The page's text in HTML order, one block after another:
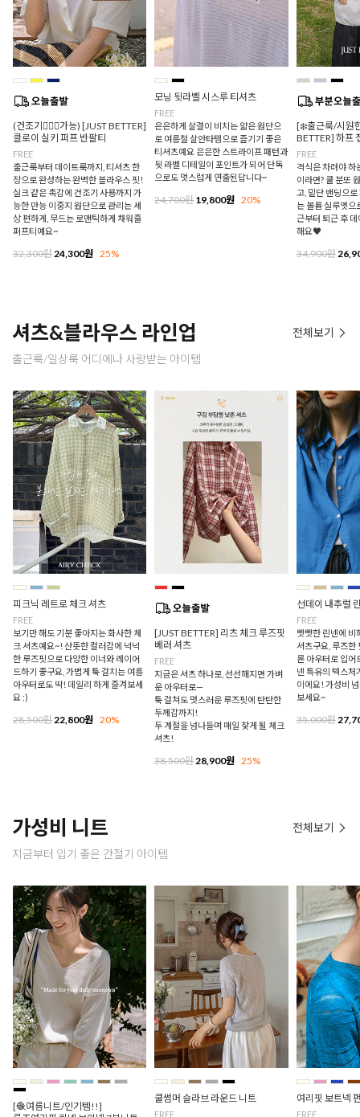
(건조기🙆🏻‍♀️가능) [JUST BETTER]
클로이 실키 퍼프 반팔티
FREE
출근룩부터 데이트룩까지, 티셔츠 한
장으로 완성하는 완벽한 블라우스 핏!
실크 같은 촉감에 건조기 사용까지 가
능한 만능 이중지 원단으로 관리는 세
상 편하게, 무드는 로맨틱하게 채워줄
퍼프티예요~
32,300원24,300원 25%
모닝 뒷라벨 시스루 티셔츠
FREE
은은하게 살결이 비치는 얇은 원단으
로 여름철 살안타템으로 즐기기 좋은
티셔츠예요 은은한 스트라이프 패턴과
뒷 라벨 디테일이 포인트가 되어 단독
으로도 멋스럽게 연출된답니다~
24,700원19,800원 20%
[❄️출근룩/시원
BETTER] 하프
FREE
격식은 차려야 하
이라면? 쿨 분또
고, 밑단 밴딩으
는 볼륨 실루엣으
근부터 퇴근 후
해요♥
34,900원
셔츠&블라우스 라인업
출근룩/일상룩 어디에나 사랑받는 아이템
전체보기
피크닉 레트로 체크 셔츠
FREE
보기만 해도 기분 좋아지는 화사한 체
크 셔츠예요~! 산뜻한 컬러감에 넉넉
한 루즈핏으로 다양한 이너와 레이어
드하기 좋구요, 가볍게 툭 걸치는 여름
아우터로도 딱! 데일리 하게 즐겨보세
요 :)
28,500원 22,800원 20%
[JUST BETTER] 리츠 체크 루즈핏
베러 셔츠
FREE
지금은 셔츠 하나로, 선선해지면 가벼
운 아우터로—
툭 걸쳐도 멋스러운 루즈핏에 탄탄한
두께감까지!
두 계절을 넘나들며 매일 찾게 될 체크
셔츠!
38,500원28,900원 25%
선데이 내추럴
FREE
빳빳한 린넨에 비
셔츠구요, 루즈한
론 아우터로 입어
넨 특유의 텍스처
이에요! 가성비
보세요~
35,000원
가성비 니트
지금부터 입기 좋은 간절기 아이템
전체보기
[🧶여름니트/인기템!!]
쿨썸머 슬라브 라운드 니트
FREE
여리핏 보트넥
FREE